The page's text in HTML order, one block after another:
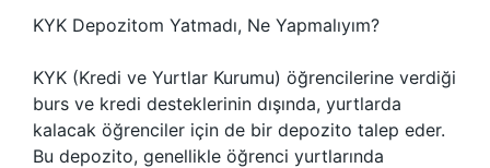
KYK Depozitom Yatmadı, Ne Yapmalıyım?
KYK (Kredi ve Yurtlar Kurumu) öğrencilerine verdiği
burs ve kredi desteklerinin dışında, yurtlarda
kalacak öğrenciler için de bir depozito talep eder.
Bu depozito, genellikle öğrenci yurtlarında